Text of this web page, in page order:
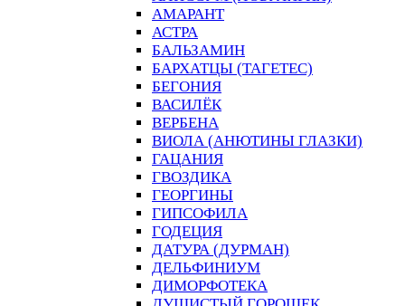
АМАРАНТ
АСТРА
БАЛЬЗАМИН
БАРХАТЦЫ (ТАГЕТЕС)
БЕГОНИЯ
ВАСИЛЁК
ВЕРБЕНА
ВИОЛА (АНЮТИНЫ ГЛАЗКИ)
ГАЦАНИЯ
ГВОЗДИКА
ГЕОРГИНЫ
ГИПСОФИЛА
ГОДЕЦИЯ
ДАТУРА (ДУРМАН)
ДЕЛЬФИНИУМ
ДИМОРФОТЕКА